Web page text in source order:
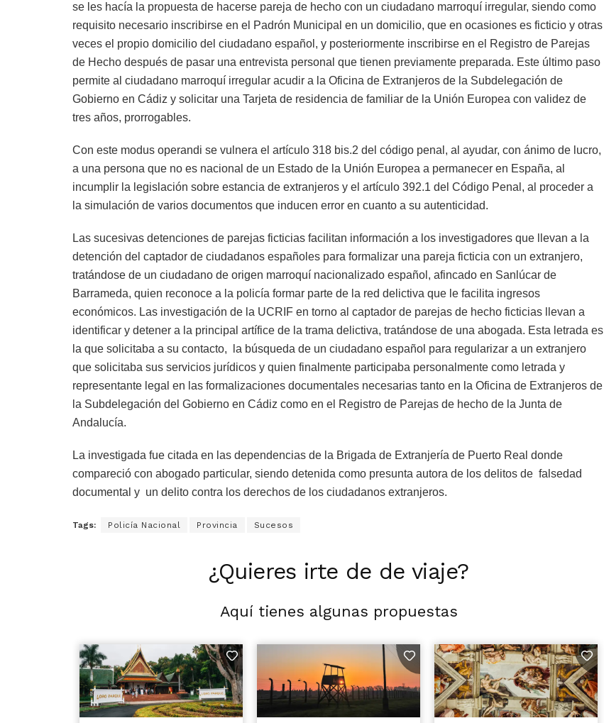
se les hacía la propuesta de hacerse pareja de hecho con un ciudadano marroquí irregular, siendo como
requisito necesario inscribirse en el Padrón Municipal en un domicilio, que en ocasiones es ficticio y otras
veces el propio domicilio del ciudadano español, y posteriormente inscribirse en el Registro de Parejas
de Hecho después de pasar una entrevista personal que tienen previamente preparada. Este último paso
permite al ciudadano marroquí irregular acudir a la Oficina de Extranjeros de la Subdelegación de
Gobierno en Cádiz y solicitar una Tarjeta de residencia de familiar de la Unión Europea con validez de
tres años, prorrogables.
Con este modus operandi se vulnera el artículo 318 bis.2 del código penal, al ayudar, con ánimo de lucro,
a una persona que no es nacional de un Estado de la Unión Europea a permanecer en España, al
incumplir la legislación sobre estancia de extranjeros y el artículo 392.1 del Código Penal, al proceder a
la simulación de varios documentos que inducen error en cuanto a su autenticidad.
Las sucesivas detenciones de parejas ficticias facilitan información a los investigadores que llevan a la
detención del captador de ciudadanos españoles para formalizar una pareja ficticia con un extranjero,
tratándose de un ciudadano de origen marroquí nacionalizado español, afincado en Sanlúcar de
Barrameda, quien reconoce a la policía formar parte de la red delictiva que le facilita ingresos
económicos. Las investigación de la UCRIF en torno al captador de parejas de hecho ficticias llevan a
identificar y detener a la principal artífice de la trama delictiva, tratándose de una abogada. Esta letrada es
la que solicitaba a su contacto, la búsqueda de un ciudadano español para regularizar a un extranjero
que solicitaba sus servicios jurídicos y quien finalmente participaba personalmente como letrada y
representante legal en las formalizaciones documentales necesarias tanto en la Oficina de Extranjeros de
la Subdelegación del Gobierno en Cádiz como en el Registro de Parejas de hecho de la Junta de
Andalucía.
La investigada fue citada en las dependencias de la Brigada de Extranjería de Puerto Real donde
compareció con abogado particular, siendo detenida como presunta autora de los delitos de falsedad
documental y un delito contra los derechos de los ciudadanos extranjeros.
Tags: Policía Nacional Provincia Sucesos
¿Quieres irte de de viaje?
Aquí tienes algunas propuestas